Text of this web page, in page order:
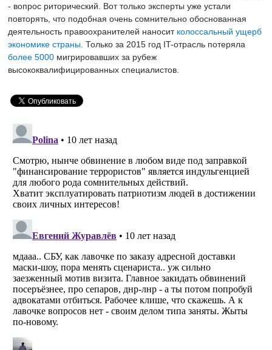
- вопрос риторический. Вот только эксперты уже устали
повторять, что подобная очень сомнительно обоснованная
деятельность правоохранителей наносит колоссальный ущерб
экономике страны . Только за 2015 год IT-отрасль потеряла
более 5000 мигрировавших за рубеж
высококвалифицированных специалистов.